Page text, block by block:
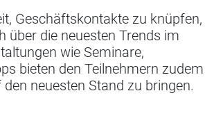
Geschäftskontakte zu knüpfen,
über die neuesten Trends im
wie Seminare,
bieten den Teilnehmern
neuesten Stand zu bringen.